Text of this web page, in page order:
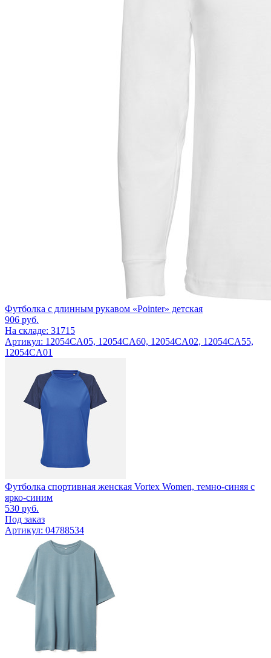
Футболка с длинным рукавом «Pointer» детская
906 руб.
На складе: 31715
Артикул: 12054CA05, 12054CA60, 12054CA02, 12054CA55,
12054CA01
Футболка спортивная женская Vortex Women, темно-синяя с
ярко-синим
530 руб.
Под заказ
Артикул: 04788534